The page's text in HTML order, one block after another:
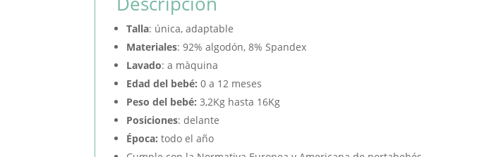
Talla: única, adaptable
Materiales: 92% algodón, 8% Spandex
Lavado: a màquina
Edad del bebé: 0 a 12 meses
Peso del bebé: 3,2Kg hasta 16Kg
Posiciones: delante
Época: todo el año